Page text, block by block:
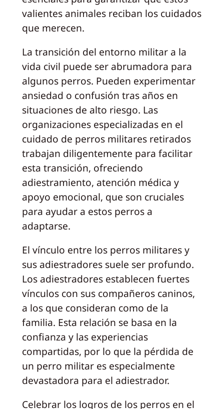
valientes animales reciban los cuidados
que merecen.
La transición del entorno militar a la
vida civil puede ser abrumadora para
algunos perros. Pueden experimentar
ansiedad o confusión tras años en
situaciones de alto riesgo. Las
organizaciones especializadas en el
cuidado de perros militares retirados
trabajan diligentemente para facilitar
esta transición, ofreciendo
adiestramiento, atención médica y
apoyo emocional, que son cruciales
para ayudar a estos perros a
adaptarse.
El vínculo entre los perros militares y
sus adiestradores suele ser profundo.
Los adiestradores establecen fuertes
vínculos con sus compañeros caninos,
a los que consideran como de la
familia. Esta relación se basa en la
confianza y las experiencias
compartidas, por lo que la pérdida de
un perro militar es especialmente
devastadora para el adiestrador.
Celebrar los logros de los perros en el